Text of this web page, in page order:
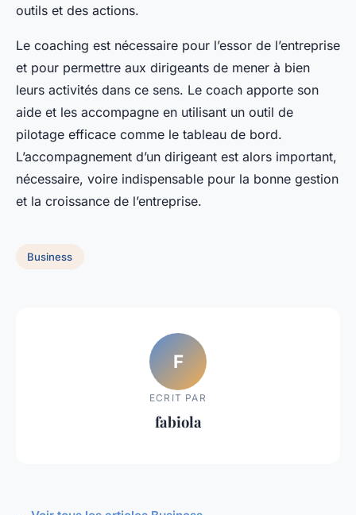
outils et des actions.
Le coaching est nécessaire pour l’essor de l’entreprise
et pour permettre aux dirigeants de mener à bien
leurs activités dans ce sens. Le coach apporte son
aide et les accompagne en utilisant un outil de
pilotage efficace comme le tableau de bord.
L’accompagnement d’un dirigeant est alors important,
nécessaire, voire indispensable pour la bonne gestion
et la croissance de l’entreprise.
Business
F
ECRIT PAR
fabiola